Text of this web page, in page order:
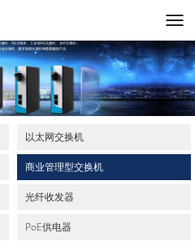
以太网交换机
商业管理型交换机
光纤收发器
PoE供电器